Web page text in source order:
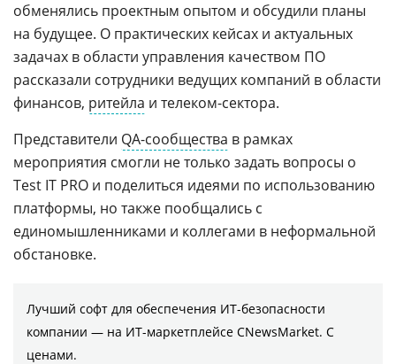
обменялись проектным опытом и обсудили планы
на будущее. О практических кейсах и актуальных
задачах в области управления качеством ПО
рассказали сотрудники ведущих компаний в области
финансов, ритейла и телеком-сектора.
Представители QA-сообщества в рамках
мероприятия смогли не только задать вопросы о
Test IT PRO и поделиться идеями по использованию
платформы, но также пообщались с
единомышленниками и коллегами в неформальной
обстановке.
Лучший софт для обеспечения ИТ-безопасности
компании ― на ИТ-маркетплейсе CNewsMarket. С
ценами.